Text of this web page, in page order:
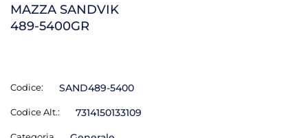
MAZZA SANDVIK
489-5400GR
Codice: SAND489-5400
Codice Alt.: 7314150133109